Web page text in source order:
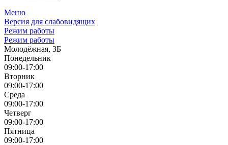
Меню
Версия для слабовидящих
Режим работы
Режим работы
Молодёжная, 3Б
Понедельник
09:00-17:00
Вторник
09:00-17:00
Среда
09:00-17:00
Четверг
09:00-17:00
Пятница
09:00-17:00